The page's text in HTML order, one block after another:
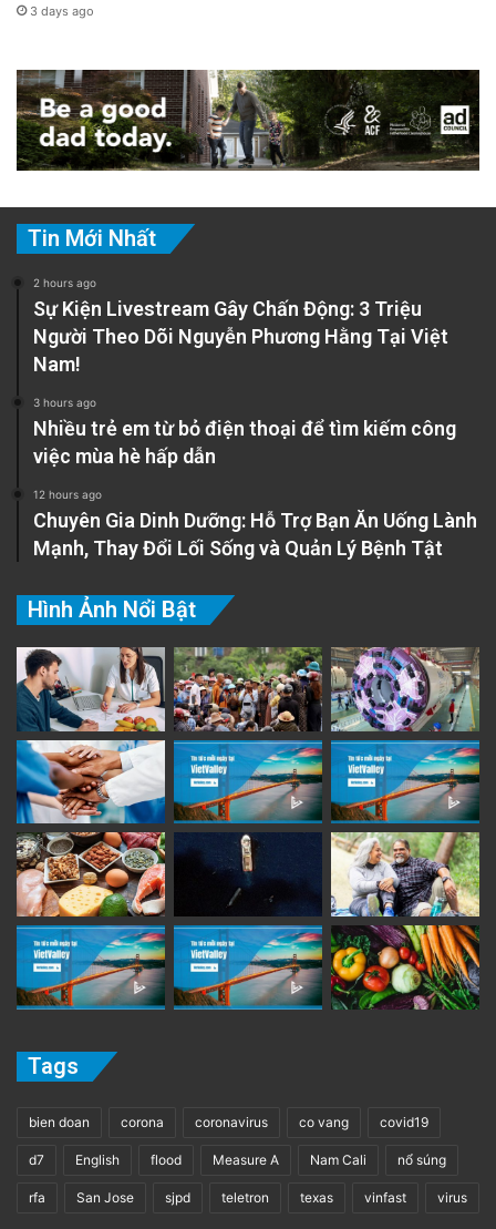
3 days ago
Tin Mới Nhất
2 hours ago
Sự Kiện Livestream Gây Chấn Động: 3 Triệu
Người Theo Dõi Nguyễn Phương Hằng Tại Việt
Nam!
3 hours ago
Nhiều trẻ em từ bỏ điện thoại để tìm kiếm công
việc mùa hè hấp dẫn
12 hours ago
Chuyên Gia Dinh Dưỡng: Hỗ Trợ Bạn Ăn Uống Lành
Mạnh, Thay Đổi Lối Sống và Quản Lý Bệnh Tật
Hình Ảnh Nổi Bật
Tags
bien doan corona coronavirus co vang covid19
d7 English flood Measure A Nam Cali nổ súng
rfa San Jose sjpd teletron texas vinfast virus